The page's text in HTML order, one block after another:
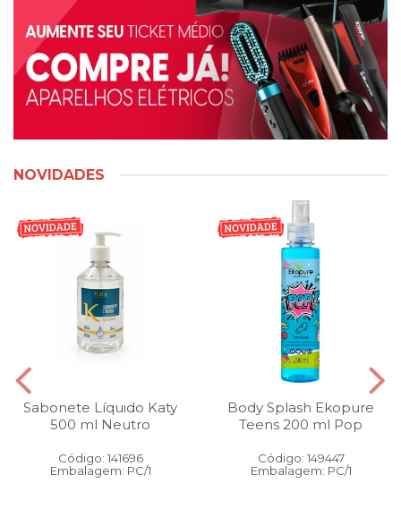
NOVIDADES
Sabonete Líquido Katy
500 ml Neutro
Código: 141696
Embalagem: PC/1
Body Splash Ekopure
Teens 200 ml Pop
Código: 149447
Embalagem: PC/1